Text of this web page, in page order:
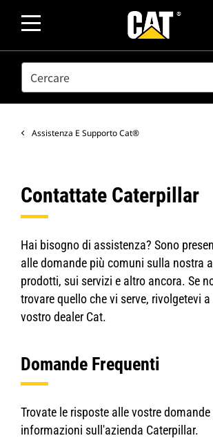
SEARCH
Assistenza E Supporto Cat®
Contattate Caterpillar
Hai bisogno di assistenza? Sono
alle domande più comuni sulla nostra
prodotti, sui servizi e altro ancora. Se
trovare quello che vi serve, rivolgetevi a
vostro dealer Cat.
Domande Frequenti
Trovate le risposte alle vostre
informazioni sull'azienda Caterpillar.